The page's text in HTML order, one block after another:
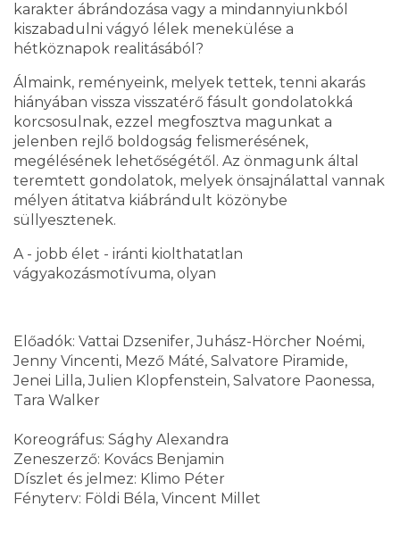
karakter ábrándozása vagy a mindannyiunkból
kiszabadulni vágyó lélek menekülése a
hétköznapok realitásából?
Álmaink, reményeink, melyek tettek, tenni akarás
hiányában vissza visszatérő fásult gondolatokká
korcsosulnak, ezzel megfosztva magunkat a
jelenben rejlő boldogság felismerésének,
megélésének lehetőségétől. Az önmagunk által
teremtett gondolatok, melyek önsajnálattal vannak
mélyen átitatva kiábrándult közönybe
süllyesztenek.
A - jobb élet - iránti kiolthatatlan
vágyakozásmotívuma, olyan
Előadók: Vattai Dzsenifer, Juhász-Hörcher Noémi,
Jenny Vincenti, Mező Máté, Salvatore Piramide,
Jenei Lilla, Julien Klopfenstein, Salvatore Paonessa,
Tara Walker
Koreográfus: Sághy Alexandra
Zeneszerző: Kovács Benjamin
Díszlet és jelmez: Klimo Péter
Fényterv: Földi Béla, Vincent Millet